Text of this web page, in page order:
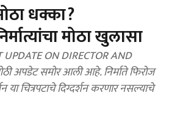
धक्का?
मोठा खुलासा
UPDATE ON DIRECTOR AND
अपडेट समोर आली आहे. निर्माते फिरोज
या चित्रपटाचे दिग्दर्शन करणार नसल्याचे